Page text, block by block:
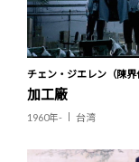
チェン・ジエレン（陳界
加工廠
1960年- 台湾